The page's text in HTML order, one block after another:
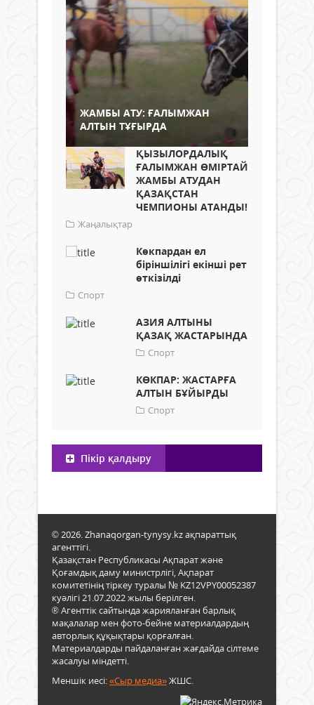
ЖАМБЫ АТУ: ҒАЛЫМЖАН
АЛТЫН ТҰҒЫРДА
ҚЫЗЫЛОРДАЛЫҚ
ҒАЛЫМЖАН ӨМІРТАЙ
ЖАМБЫ АТУДАН
ҚАЗАҚСТАН
ЧЕМПИОНЫ АТАНДЫ!
Жаңалықтар
Көкпардан ел
біріншілігі екінші рет
өткізілді
Спорт
АЗИЯ АЛТЫНЫ
ҚАЗАҚ ЖАСТАРЫНДА
Спорт
КӨКПАР: ЖАСТАРҒА
АЛТЫН БҰЙЫРДЫ
Спорт
Пікір қалдыру
© 2026. Zhanaqorgan-tynysy.kz ақпараттық
агенттігі.
Қазақстан Республикасы Ақпарат және
Қоғамдық даму министрлігі, Ақпарат
комитетінің тіркеу туралы № KZ12VPY00052387
куәлігі 21.07.2022 жылы берілген.
® Агенттік сайтында жарияланған барлық
мақалалар мен фото-бейне материалдардың
авторлық құқықтары қорғалған.
Материалдарды пайдаланған жағдайда сілтеме
жасалуы міндетті.
Меншік иесі:«Сыр медиа»ЖШС.